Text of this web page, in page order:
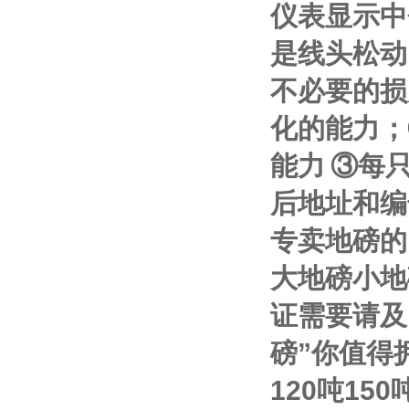
仪表显示
是线头松
不必要的
化的能力；
能力 ③每
后地址和
专卖地磅
大地磅小
证需要请
磅”你值得
120吨150